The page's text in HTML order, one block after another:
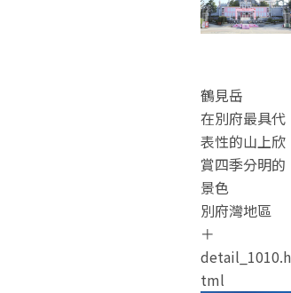
鶴見岳
在別府最具代
表性的山上欣
賞四季分明的
景色
別府灣地區
＋
detail_1010.h
tml